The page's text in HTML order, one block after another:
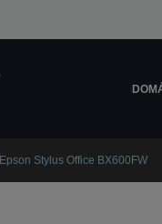
Epson Stylus Office BX600FW